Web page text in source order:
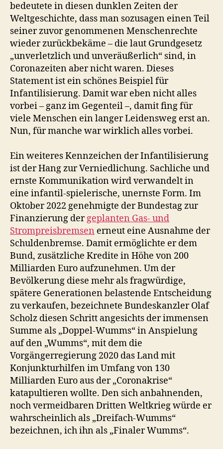
bedeutete in diesen dunklen Zeiten der
Weltgeschichte, dass man sozusagen einen Teil
seiner zuvor genommenen Menschenrechte
wieder zurückbekäme – die laut Grundgesetz
„unverletzlich und unveräußerlich“ sind, in
Coronazeiten aber nicht waren. Dieses
Statement ist ein schönes Beispiel für
Infantilisierung. Damit war eben nicht alles
vorbei – ganz im Gegenteil –, damit fing für
viele Menschen ein langer Leidensweg erst an.
Nun, für manche war wirklich alles vorbei.
Ein weiteres Kennzeichen der Infantilisierung
ist der Hang zur Verniedlichung. Sachliche und
ernste Kommunikation wird verwandelt in
eine infantil-spielerische, unernste Form. Im
Oktober 2022 genehmigte der Bundestag zur
Finanzierung dergeplanten Gas- und
Strompreisbremsen erneut eine Ausnahme der
Schuldenbremse. Damit ermöglichte er dem
Bund, zusätzliche Kredite in Höhe von 200
Milliarden Euro aufzunehmen. Um der
Bevölkerung diese mehr als fragwürdige,
spätere Generationen belastende Entscheidung
zu verkaufen, bezeichnete Bundeskanzler Olaf
Scholz diesen Schritt angesichts der immensen
Summe als „Doppel-Wumms“ in Anspielung
auf den „Wumms“, mit dem die
Vorgängerregierung 2020 das Land mit
Konjunkturhilfen im Umfang von 130
Milliarden Euro aus der „Coronakrise“
katapultieren wollte. Den sich anbahnenden,
noch vermeidbaren Dritten Weltkrieg würde er
wahrscheinlich als „Dreifach-Wumms“
bezeichnen, ich ihn als „Finaler Wumms“.